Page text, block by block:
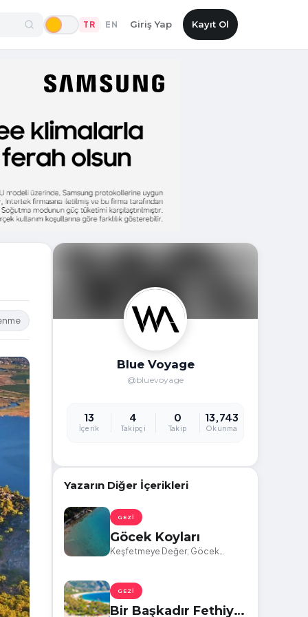
TR EN Giriş Yap Kayıt Ol
Blue Voyage
@bluevoyage
13
İçerik
4
Takipçi
0
Takip
13,743
Okunma
Yazarın Diğer İçerikleri
GEZI
Göcek Koyları
Keşfetmeye Değer; Göcek
GEZI
Bir Başkadır Fethiye